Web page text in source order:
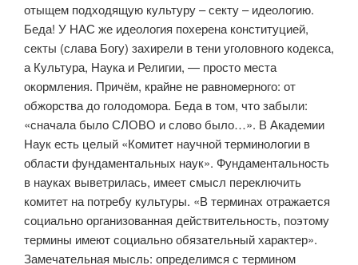
отыщем подходящую культуру – секту – идеологию.
Беда! У НАС же идеология похерена конституцией,
секты (слава Богу) захирели в тени уголовного кодекса,
а Культура, Наука и Религии, — просто места
окормления. Причём, крайне не равномерного: от
обжорства до голодомора. Беда в том, что забыли:
«сначала было СЛОВО и слово было…». В Академии
Наук есть целый «Комитет научной терминологии в
области фундаментальных наук». Фундаментальность
в науках выветрилась, имеет смысл переключить
комитет на потребу культуры. «В терминах отражается
социально организованная действительность, поэтому
термины имеют социально обязательный характер».
Замечательная мысль: определимся с термином